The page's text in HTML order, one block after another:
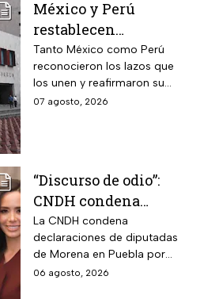
México y Perú
restablecen
relaciones
diplomáticas después
de nueve meses
Tanto México como Perú
reconocieron los lazos que
los unen y reafirmaron su
respeto al derecho
07 agosto, 2026
“Discurso de odio”:
CNDH condena
expresiones de
diputadas de Morena
contra adultos
mayores
La CNDH condena
declaraciones de diputadas
de Morena en Puebla por
expresiones edadistas hacia
06 agosto, 2026